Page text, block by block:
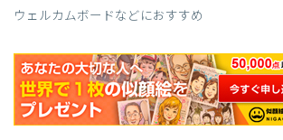
ウェルカムボードなどにおすすめ